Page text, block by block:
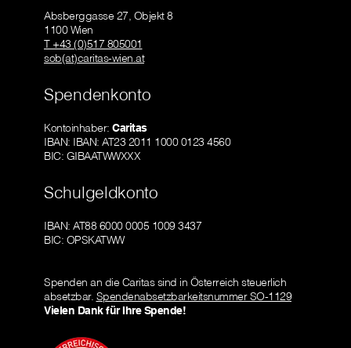
Absberggasse 27, Objekt 8
1100 Wien
T +43 (0)517 805001
sob(at)caritas-wien.at
Spendenkonto
Kontoinhaber: Caritas
IBAN: IBAN: AT23 2011 1000 0123 4560
BIC: GIBAATWWXXX
Schulgeldkonto
IBAN: AT88 6000 0005 1009 3437
BIC: OPSKATWW
Spenden an die Caritas sind in Österreich steuerlich
absetzbar. Spendenabsetzbarkeitsnummer SO-1129
Vielen Dank für Ihre Spende!